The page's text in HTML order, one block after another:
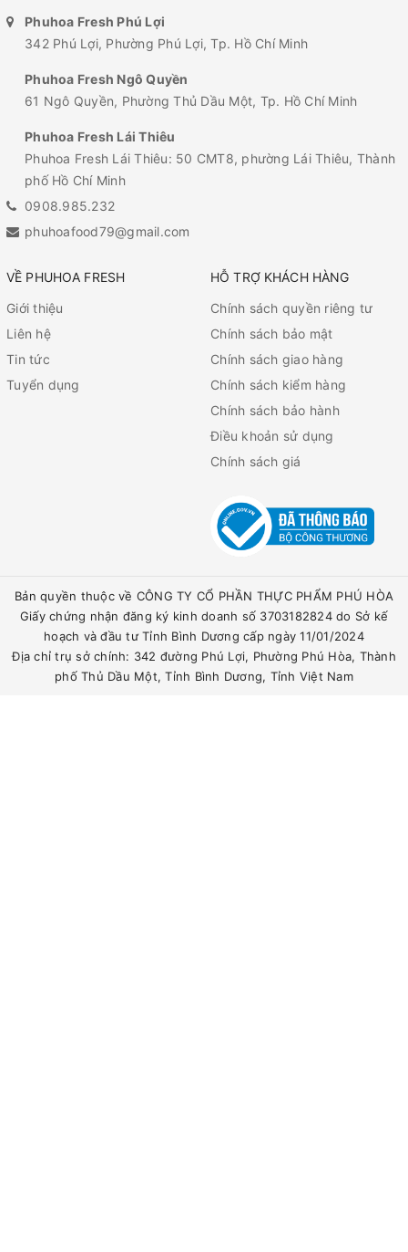
Phuhoa Fresh Phú Lợi
342 Phú Lợi, Phường Phú Lợi, Tp. Hồ Chí Minh
Phuhoa Fresh Ngô Quyền
61 Ngô Quyền, Phường Thủ Dầu Một, Tp. Hồ Chí Minh
Phuhoa Fresh Lái Thiêu
Phuhoa Fresh Lái Thiêu: 50 CMT8, phường Lái Thiêu, Thành
phố Hồ Chí Minh
0908.985.232
phuhoafood79@gmail.com
VỀ PHUHOA FRESH
Giới thiệu
Liên hệ
Tin tức
Tuyển dụng
HỖ TRỢ KHÁCH HÀNG
Chính sách quyền riêng tư
Chính sách bảo mật
Chính sách giao hàng
Chính sách kiểm hàng
Chính sách bảo hành
Điều khoản sử dụng
Chính sách giá
Bản quyền thuộc về CÔNG TY CỔ PHẦN THỰC PHẨM PHÚ HÒA
Giấy chứng nhận đăng ký kinh doanh số 3703182824 do Sở kế
hoạch và đầu tư Tỉnh Bình Dương cấp ngày 11/01/2024
Địa chỉ trụ sở chính: 342 đường Phú Lợi, Phường Phú Hòa, Thành
phố Thủ Dầu Một, Tỉnh Bình Dương, Tỉnh Việt Nam